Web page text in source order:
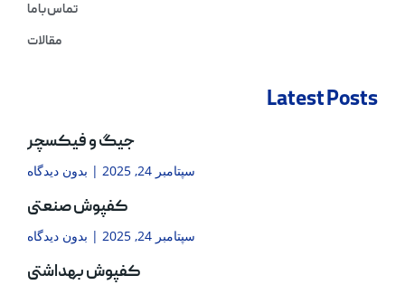
تماس با ما
مقالات
Latest Posts
جیگ و فیکسچر
سپتامبر 24, 2025 بدون دیدگاه
کفپوش صنعتی
سپتامبر 24, 2025 بدون دیدگاه
کفپوش بهداشتی